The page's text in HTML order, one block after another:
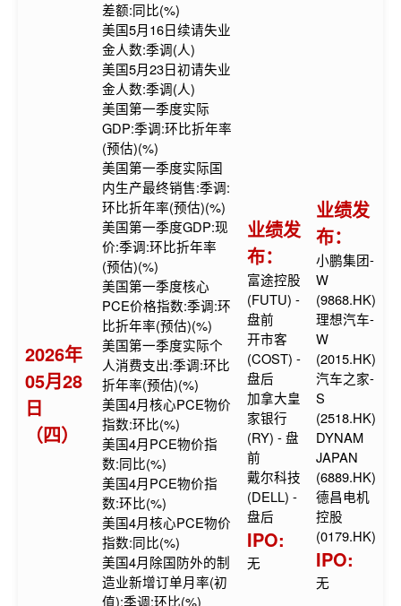
2026年
05月28
日
（四）
差额:同比(%)
美国5月16日续请失业
金人数:季调(人)
美国5月23日初请失业
金人数:季调(人)
美国第一季度实际
GDP:季调:环比折年率
(预估)(%)
美国第一季度实际国
内生产最终销售:季调:
环比折年率(预估)(%)
美国第一季度GDP:现
价:季调:环比折年率
(预估)(%)
美国第一季度核心
PCE价格指数:季调:环
比折年率(预估)(%)
美国第一季度实际个
人消费支出:季调:环比
折年率(预估)(%)
美国4月核心PCE物价
指数:环比(%)
美国4月PCE物价指
数:同比(%)
美国4月PCE物价指
数:环比(%)
美国4月核心PCE物价
指数:同比(%)
美国4月除国防外的制
造业新增订单月率(初
值):季调:环比(%)
业绩发
布：
富途控股
(FUTU) -
盘前
开市客
(COST) -
盘后
加拿大皇
家银行
(RY) - 盘
前
戴尔科技
(DELL) -
盘后
IPO:
无
业绩发
布：
小鹏集团-
W
(9868.HK)
理想汽车-
W
(2015.HK)
汽车之家-
S
(2518.HK)
DYNAM
JAPAN
(6889.HK)
德昌电机
控股
(0179.HK)
IPO:
无